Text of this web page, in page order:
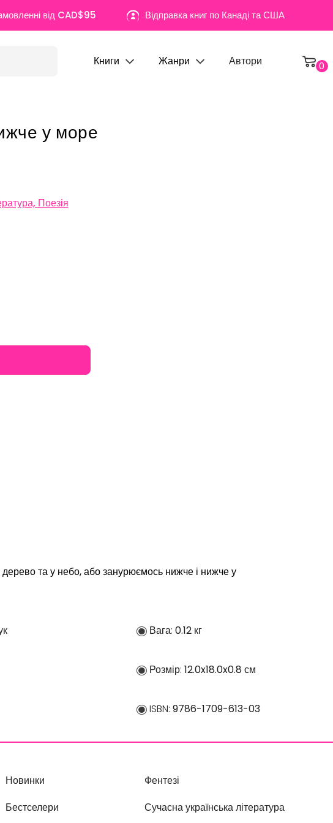
від CAD$95 Відправка книг по Канаді та США
Книги Жанри Автори 0
у море
Поезiя
та у небо, або занурюємось нижче і нижче у
Вага:0.12 кг
Розмір:12.0x18.0x0.8 см
ISBN:9786-1709-613-03
Новинки
Бестселери
Фентезі
Сучасна українська література